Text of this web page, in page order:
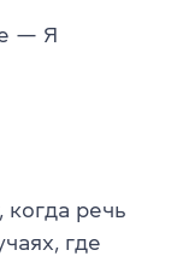
— Я
когда речь
где